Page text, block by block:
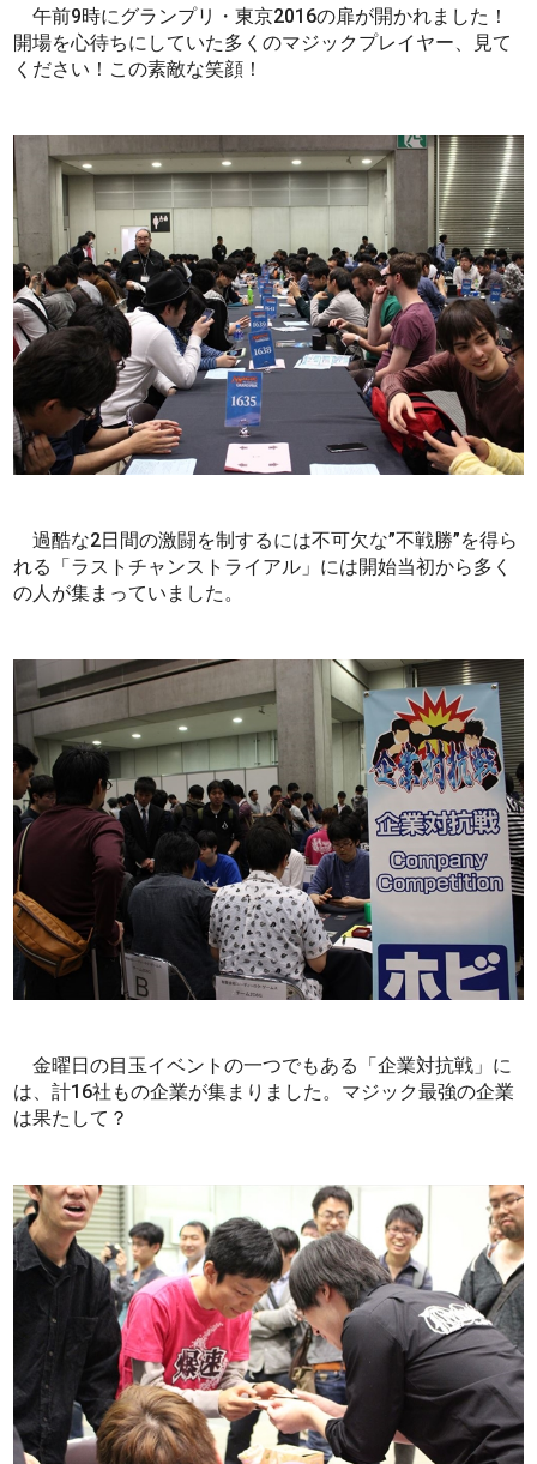
午前9時にグランプリ・東京2016の扉が開かれました！
開場を心待ちにしていた多くのマジックプレイヤー、見て
ください！この素敵な笑顔！
過酷な2日間の激闘を制するには不可欠な”不戦勝”を得ら
れる「ラストチャンストライアル」には開始当初から多く
の人が集まっていました。
金曜日の目玉イベントの一つでもある「企業対抗戦」に
は、計16社もの企業が集まりました。マジック最強の企業
は果たして？